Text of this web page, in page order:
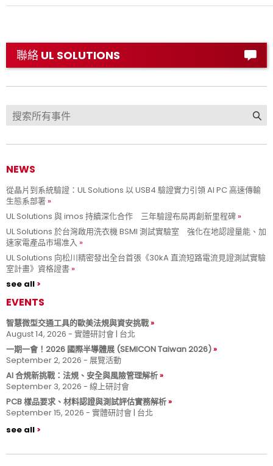
聯絡 UL SOLUTIONS
NEWS
從晶片到系統驗證：UL Solutions 以 USB4 驗證實力引領 AI PC 高速傳輸
生態系部署
UL Solutions 與 imos 持續深化合作 三年驗證布局再創新里程碑
UL Solutions 於台灣啟用洗衣機 BSMI 測試實驗室 強化在地認證量能、加
速家電產品市場准入
UL Solutions 向松川精密發出全台首張《30kA 直流短路電流見證測試實驗
室計畫》資格證書
see all
EVENTS
智慧微型交通工具的歐美法規與資安挑戰
August 14, 2026 - 實體研討會 | 台北
一期一會！2026 國際半導體展 (SEMICON Taiwan 2026)
September 2, 2026 - 展覽活動
AI 合規新挑戰：法規、安全與風險管理解析
September 3, 2026 - 線上研討會
PCB 樣品要求、材料認證與測試評估實務解析
September 15, 2026 - 實體研討會 | 台北
see all